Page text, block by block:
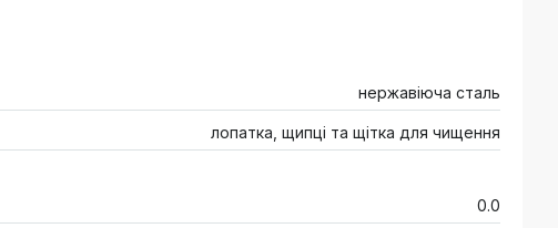
нержавіюча сталь
лопатка, щипці та щітка для чищення
0.0